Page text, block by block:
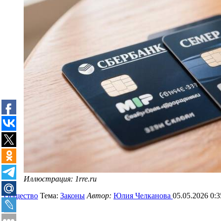
Иллюстрация: 1rre.ru
Общество Тема: Законы Автор: Юлия Челканова 05.05.2026